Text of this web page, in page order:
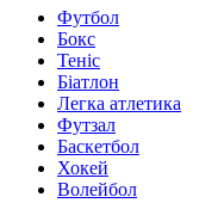
Футбол
Бокс
Теніс
Біатлон
Легка атлетика
Футзал
Баскетбол
Хокей
Волейбол